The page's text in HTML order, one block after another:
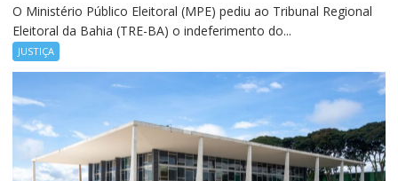
O Ministério Público Eleitoral (MPE) pediu ao Tribunal Regional
Eleitoral da Bahia (TRE-BA) o indeferimento do...
JUSTIÇA